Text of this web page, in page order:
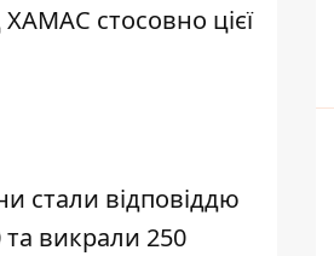
ХАМАС стосовно цієї
стали відповіддю
викрали 250